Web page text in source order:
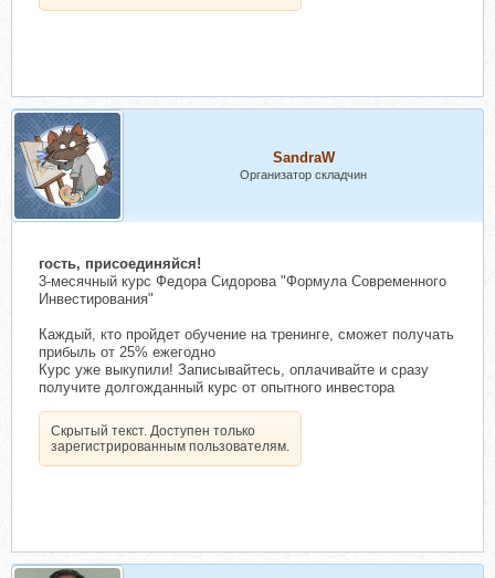
SandraW
Организатор складчин
гость, присоединяйся!
3-месячный курс Федора Сидорова "Формула Современного
Инвестирования"
Каждый, кто пройдет обучение на тренинге, сможет получать
прибыль от 25% ежегодно
Курс уже выкупили! Записывайтесь, оплачивайте и сразу
получите долгожданный курс от опытного инвестора
Скрытый текст. Доступен только
зарегистрированным пользователям.